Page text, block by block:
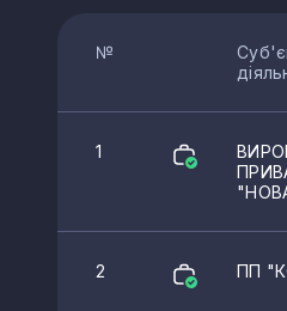
№
1
2 ПП